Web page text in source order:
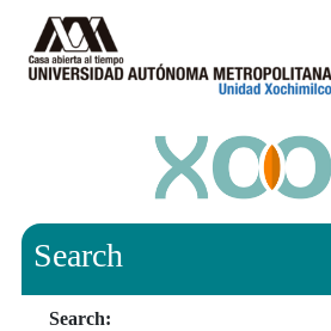
Search
Search: